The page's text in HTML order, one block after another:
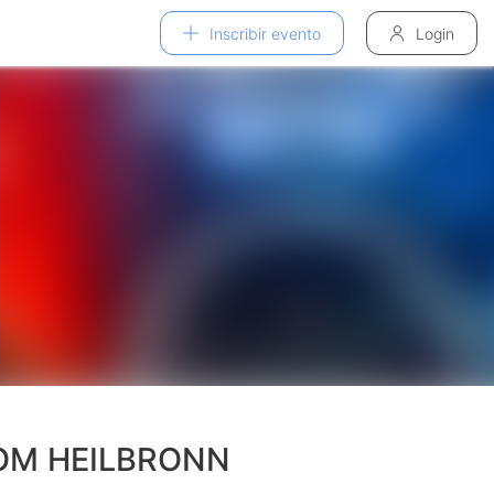
Inscribir evento Login
HEILBRONN